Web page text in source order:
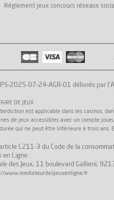
Réglement jeux concours réseaux
2025-07-24-AGR-01 délivrés par
DE JEUX
est applicable dans les casinos,
de jeux accessibles avec un compte
qui ne peut être inférieure à trois ans.
L211-3 du Code de la
en Ligne :
des Jeux, 11 boulevard Gallieni,
www.mediateurdesjeuxenligne.fr